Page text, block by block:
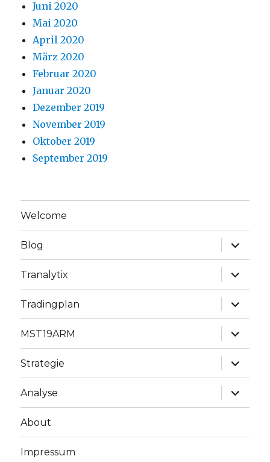
Juni 2020
Mai 2020
April 2020
März 2020
Februar 2020
Januar 2020
Dezember 2019
November 2019
Oktober 2019
September 2019
Welcome
Blog
Tranalytix
Tradingplan
MST19ARM
Strategie
Analyse
About
Impressum